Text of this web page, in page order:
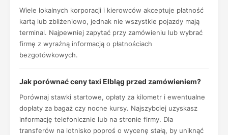
Wiele lokalnych korporacji i kierowców akceptuje płatność
kartą lub zbliżeniowo, jednak nie wszystkie pojazdy mają
terminal. Najpewniej zapytać przy zamówieniu lub wybrać
firmę z wyraźną informacją o płatnościach
bezgotówkowych.
Jak porównać ceny taxi Elbląg przed zamówieniem?
Porównaj stawki startowe, opłaty za kilometr i ewentualne
dopłaty za bagaż czy nocne kursy. Najszybciej uzyskasz
informację telefonicznie lub na stronie firmy. Dla
transferów na lotnisko poproś o wycenę stałą, by uniknąć